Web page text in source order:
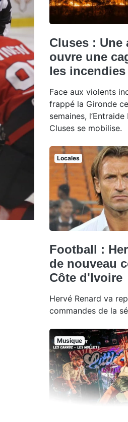
Cluses : Une
ouvre une
les
Face aux violents
frappé la Gironde
semaines,
Cluses se mobilise.
Locales
Football :
de nouveau
Côte d'Ivoire
Hervé Renard va
commandes de la
Musique